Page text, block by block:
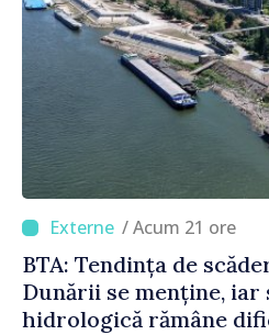
/ Acum 21 ore
BTA: Tendința de
Dunării se menține,
hidrologică rămâne